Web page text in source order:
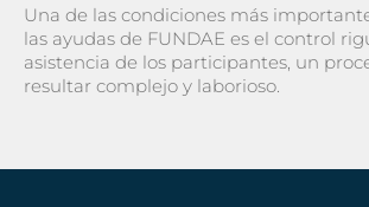
Una de las condiciones más
las ayudas de FUNDAE es el control
asistencia de los participantes, un
resultar complejo y laborioso.